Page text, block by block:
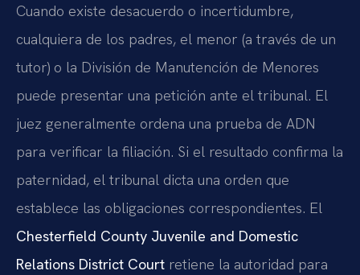
Cuando existe desacuerdo o incertidumbre,
cualquiera de los padres, el menor (a través de un
tutor) o la División de Manutención de Menores
puede presentar una petición ante el tribunal. El
juez generalmente ordena una prueba de ADN
para verificar la filiación. Si el resultado confirma la
paternidad, el tribunal dicta una orden que
establece las obligaciones correspondientes. El
Chesterfield County Juvenile and Domestic
Relations District Court retiene la autoridad para